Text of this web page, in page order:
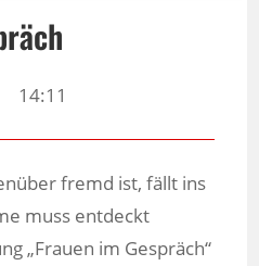
14:11
fremd ist, fällt ins
muss entdeckt
„Frauen im Gespräch“